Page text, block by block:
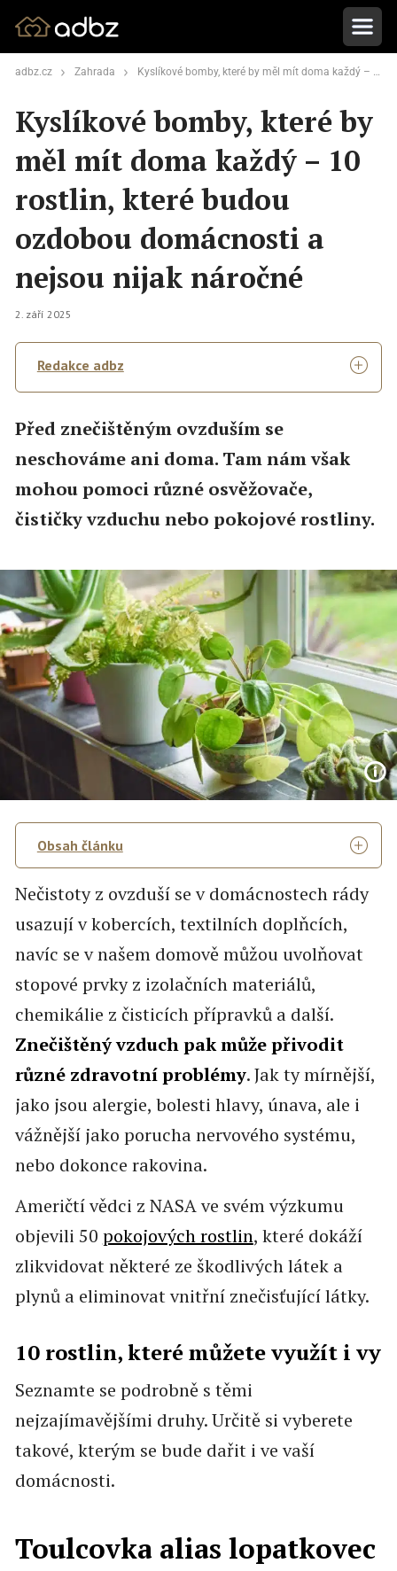
adbz.cz Zahrada Kyslíkové bomby, které by měl mít doma každý – 10 rostlin, které budou ozdobou domácnosti a nejsou nijak náročné
Kyslíkové bomby, které by
měl mít doma každý – 10
rostlin, které budou
ozdobou domácnosti a
nejsou nijak náročné
2. září 2025
Redakce adbz
Před znečištěným ovzduším se
neschováme ani doma. Tam nám však
mohou pomoci různé osvěžovače,
čističky vzduchu nebo pokojové rostliny.
Obsah článku
Nečistoty z ovzduší se v domácnostech rády
usazují v kobercích, textilních doplňcích,
navíc se v našem domově můžou uvolňovat
stopové prvky z izolačních materiálů,
chemikálie z čisticích přípravků a další.
Znečištěný vzduch pak může přivodit
různé zdravotní problémy. Jak ty mírnější,
jako jsou alergie, bolesti hlavy, únava, ale i
vážnější jako porucha nervového systému,
nebo dokonce rakovina.
Američtí vědci z NASA ve svém výzkumu
objevili 50 pokojových rostlin, které dokáží
zlikvidovat některé ze škodlivých látek a
plynů a eliminovat vnitřní znečisťující látky.
10 rostlin, které můžete využít i vy
Seznamte se podrobně s těmi
nejzajímavějšími druhy. Určitě si vyberete
takové, kterým se bude dařit i ve vaší
domácnosti.
Toulcovka alias lopatkovec